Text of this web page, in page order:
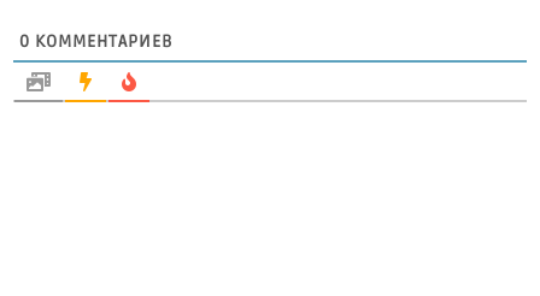
0 КОММЕНТАРИЕВ